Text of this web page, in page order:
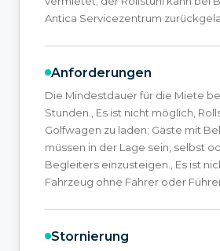
Antica Servicezentrum
Anforderungen
Die Mindestdauer für die Miete
Stunden., Es ist nicht möglich,
Golfwagen zu laden; Gäste mit
müssen in der Lage sein, selbst
Begleiters einzusteigen., Es ist
Fahrzeug ohne Fahrer oder
Stornierung